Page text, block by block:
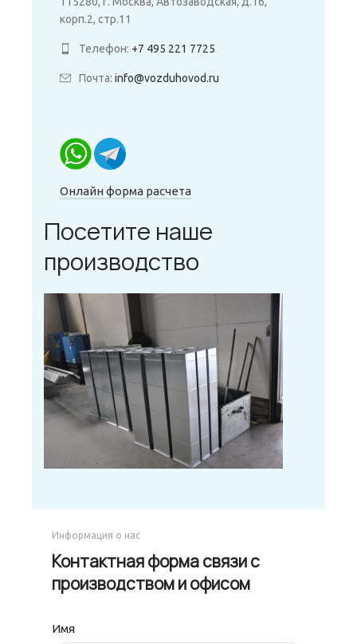
корп.2, стр.11
Телефон: +7 495 221 7725
Почта: info@vozduhovod.ru
Онлайн форма расчета
Посетите наше
производство
Информация о нас
Контактная форма связи с
производством и офисом
Имя